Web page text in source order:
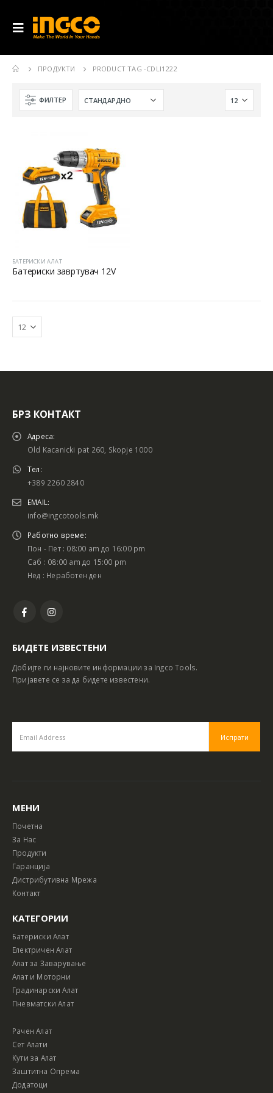
ПРОДУКТИ PRODUCT TAG -CDLI1222
ФИЛТЕР
БАТЕРИСКИ АЛАТ
Батериски завртувач 12V
БРЗ КОНТАКТ
Адреса:
Old Kacanicki pat 260, Skopje 1000
Тел:
+389 2260 2840
EMAIL:
info@ingcotools.mk
Работно време:
Пон - Пет : 08:00 am до 16:00 pm
Саб : 08:00 am до 15:00 pm
Нед : Неработен ден
БИДЕТЕ ИЗВЕСТЕНИ
Добијте ги најновите информации за Ingco Tools.
Пријавете се за да бидете известени.
МЕНИ
Почетна
За Нас
Продукти
Гаранција
Дистрибутивна Мрежа
Контакт
КАТЕГОРИИ
Батериски Алат
Електричен Алат
Алат за Заварување
Алат и Моторни
Градинарски Алат
Пневматски Алат
Рачен Алат
Сет Алати
Кути за Алат
Заштитна Опрема
Додатоци